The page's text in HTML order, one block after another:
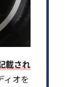
載され
ィオを